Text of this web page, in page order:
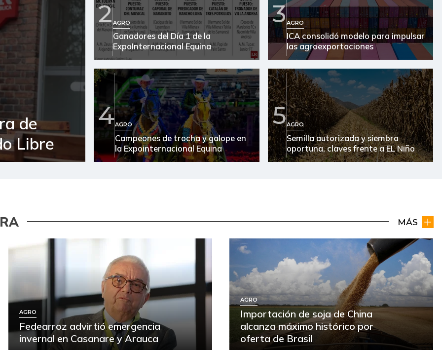
de
Libre
2AGRO
Ganadores del Día 1 de la
ExpoInternacional Equina
3AGRO
ICA consolidó modelo para impulsar
las agroexportaciones
4AGRO
Campeones de trocha y galope en
la Expointernacional Equina
5AGRO
Semilla autorizada y siembra
oportuna, claves frente a EL Niño
MÁS
AGRO
Fedearroz advirtió emergencia
invernal en Casanare y Arauca
AGRO
Importación de soja de China
alcanza máximo histórico por
oferta de Brasil